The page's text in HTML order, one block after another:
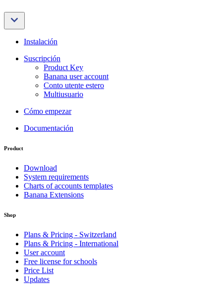
Instalación
Suscripción
Product Key
Banana user account
Conto utente estero
Multiusuario
Cómo empezar
Documentación
Product
Download
System requirements
Charts of accounts templates
Banana Extensions
Shop
Plans & Pricing - Switzerland
Plans & Pricing - International
User account
Free license for schools
Price List
Updates